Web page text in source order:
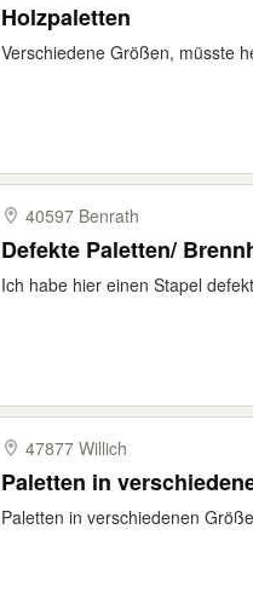
Holzpaletten
Verschiedene Größen, müsste
40597 Benrath
Defekte Paletten/
Ich habe hier einen Stapel
47877 Willich
Paletten in
Paletten in verschiedenen